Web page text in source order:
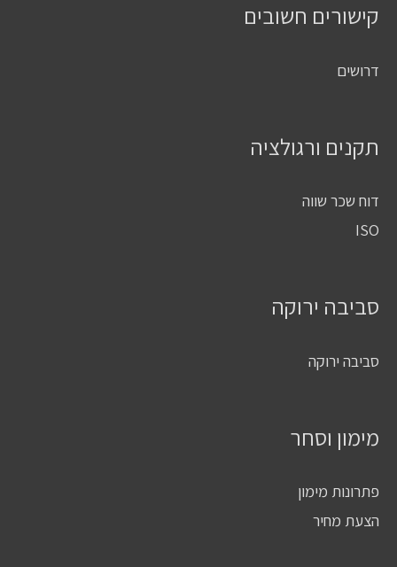
קישורים חשובים
דרושים
תקנים ורגולציה
דוח שכר שווה
ISO
סביבה ירוקה
סביבה ירוקה
מימון וסחר
פתרונות מימון
הצעת מחיר